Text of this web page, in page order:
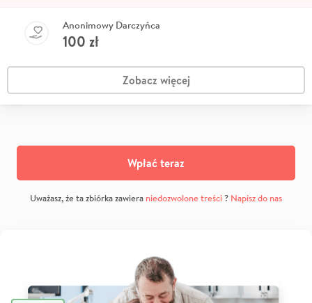
Anonimowy Darczyńca
100 zł
Zobacz więcej
Wpłać teraz
Uważasz, że ta zbiórka zawiera niedozwolone treści? Napisz do nas